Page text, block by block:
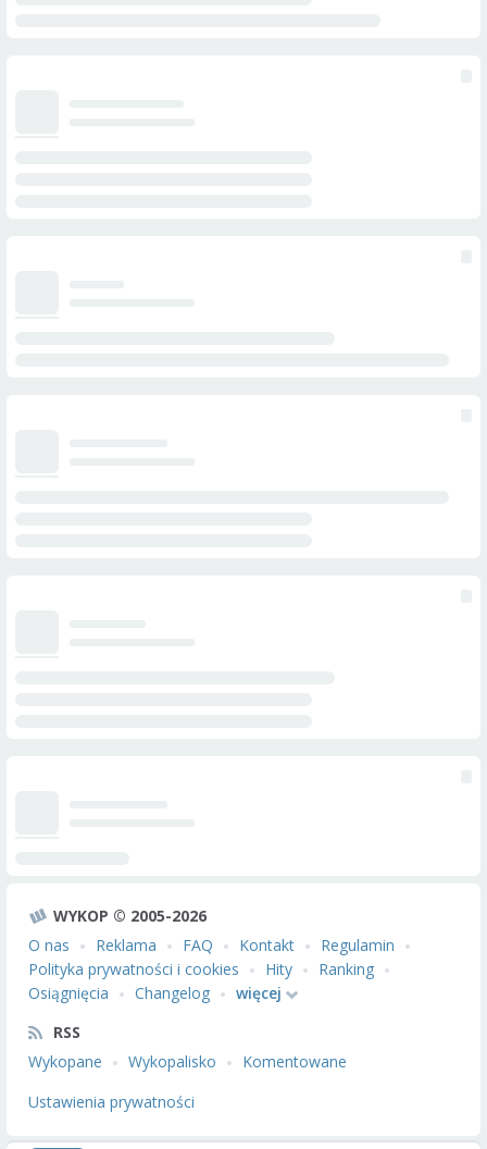
WYKOP © 2005-2026
O nas
Reklama FAQ Kontakt
Regulamin
Polityka prywatności i cookies
Hity
Ranking
Osiągnięcia
Changelog
więcej
RSS
Wykopane
Wykopalisko
Komentowane
Ustawienia prywatności